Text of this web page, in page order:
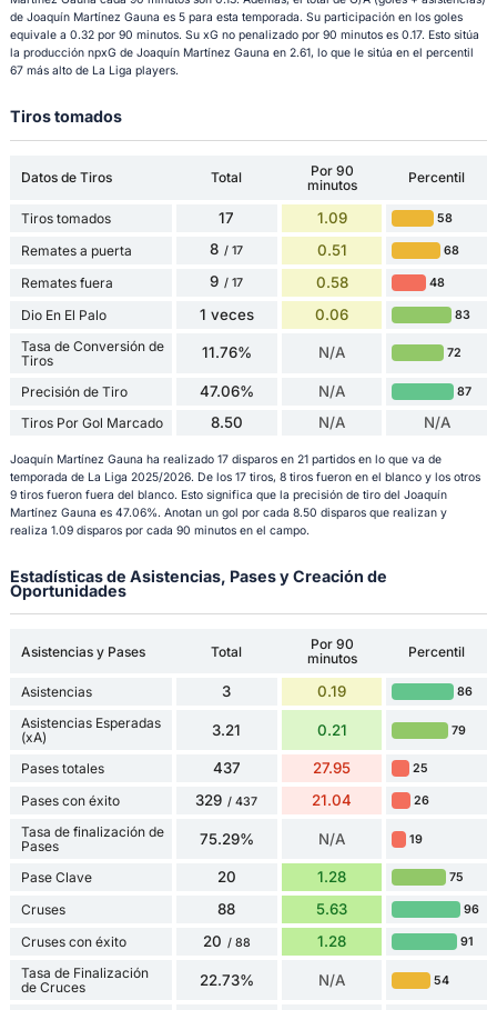
de Joaquín Martínez Gauna es 5 para esta temporada. Su participación en los goles
equivale a 0.32 por 90 minutos. Su xG no penalizado por 90 minutos es 0.17. Esto sitúa
la producción npxG de Joaquín Martínez Gauna en 2.61, lo que le sitúa en el percentil
67 más alto de La Liga players.
Tiros tomados
Datos de Tiros Total
Por 90
minutos
Percentil
Tiros tomados 17 1.09 58
Remates a puerta 8 / 17 0.51 68
Remates fuera 9 / 17 0.58 48
Dio En El Palo 1 veces 0.06 83
Tasa de Conversión de
Tiros
11.76% N/A 72
Precisión de Tiro 47.06% N/A 87
Tiros Por Gol Marcado 8.50 N/A N/A
Joaquín Martínez Gauna ha realizado 17 disparos en 21 partidos en lo que va de
temporada de La Liga 2025/2026. De los 17 tiros, 8 tiros fueron en el blanco y los otros
9 tiros fueron fuera del blanco. Esto significa que la precisión de tiro del Joaquín
Martínez Gauna es 47.06%. Anotan un gol por cada 8.50 disparos que realizan y
realiza 1.09 disparos por cada 90 minutos en el campo.
Estadísticas de Asistencias, Pases y Creación de
Oportunidades
Asistencias y Pases Total
Por 90
minutos
Percentil
Asistencias 3 0.19 86
Asistencias Esperadas
(xA)
3.21 0.21 79
Pases totales 437 27.95 25
Pases con éxito 329 / 437 21.04 26
Tasa de finalización de
Pases
75.29% N/A 19
Pase Clave 20 1.28 75
Cruses 88 5.63 96
Cruses con éxito 20 / 88 1.28 91
Tasa de Finalización
de Cruces
22.73% N/A 54